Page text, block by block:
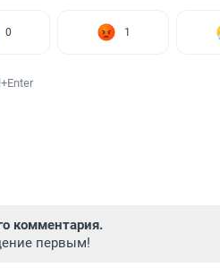
0 1
комментария.
первым!